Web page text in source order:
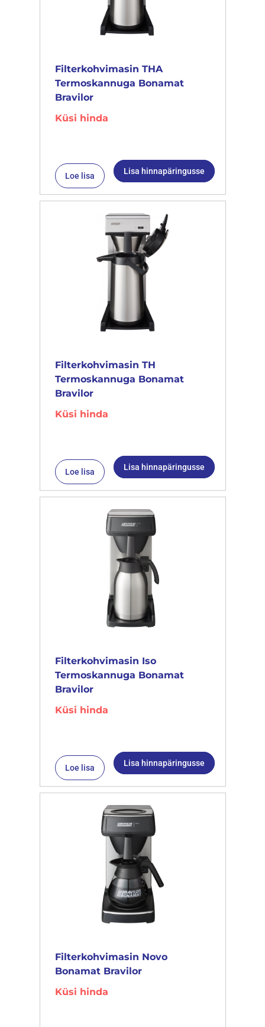
Filterkohvimasin THA
Termoskannuga Bonamat
Bravilor
Küsi hinda
Loe lisa Lisa hinnapäringusse
Filterkohvimasin TH
Termoskannuga Bonamat
Bravilor
Küsi hinda
Loe lisa Lisa hinnapäringusse
Filterkohvimasin Iso
Termoskannuga Bonamat
Bravilor
Küsi hinda
Loe lisa Lisa hinnapäringusse
Filterkohvimasin Novo
Bonamat Bravilor
Küsi hinda